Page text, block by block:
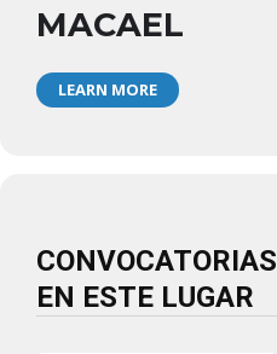
MACAEL
LEARN MORE
CONVOCATORIAS
EN ESTE LUGAR